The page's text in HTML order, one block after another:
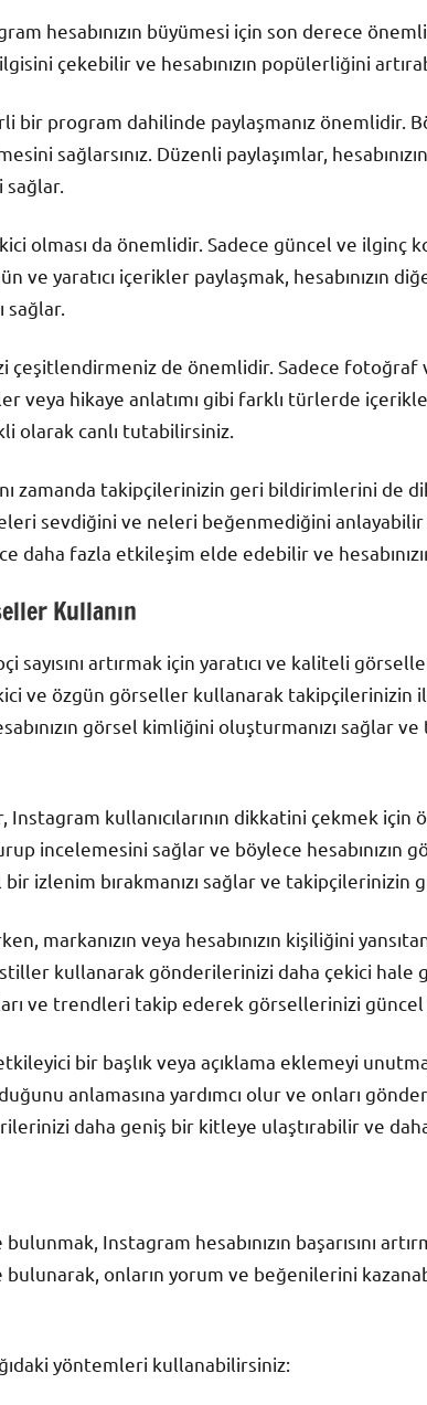
hesabınızın büyümesi için son derece
çekebilir ve hesabınızın popülerliğini
bir program dahilinde paylaşmanız önemlidir.
sağlarsınız. Düzenli paylaşımlar,
olması da önemlidir. Sadece güncel ve ilginç
ve yaratıcı içerikler paylaşmak, hesabınızın
sağlar.
çeşitlendirmeniz de önemlidir. Sadece
veya hikaye anlatımı gibi farklı türlerde
olarak canlı tutabilirsiniz.
zamanda takipçilerinizin geri bildirimlerini de
sevdiğini ve neleri beğenmediğini
daha fazla etkileşim elde edebilir ve
Kullanın
sayısını artırmak için yaratıcı ve kaliteli
ve özgün görseller kullanarak takipçilerinizin
görsel kimliğini oluşturmanızı sağlar ve
Instagram kullanıcılarının dikkatini çekmek
incelemesini sağlar ve böylece hesabınızın
izlenim bırakmanızı sağlar ve takipçilerinizin
markanızın veya hesabınızın kişiliğini
kullanarak gönderilerinizi daha çekici hale
ve trendleri takip ederek görsellerinizi
bir başlık veya açıklama eklemeyi
anlamasına yardımcı olur ve onları
daha geniş bir kitleye ulaştırabilir ve
Instagram hesabınızın başarısını
onların yorum ve beğenilerini
yöntemleri kullanabilirsiniz: